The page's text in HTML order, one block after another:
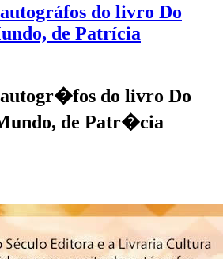
do livro Do
de Patrícia
autogr�fos do livro Do
de Patr�cia